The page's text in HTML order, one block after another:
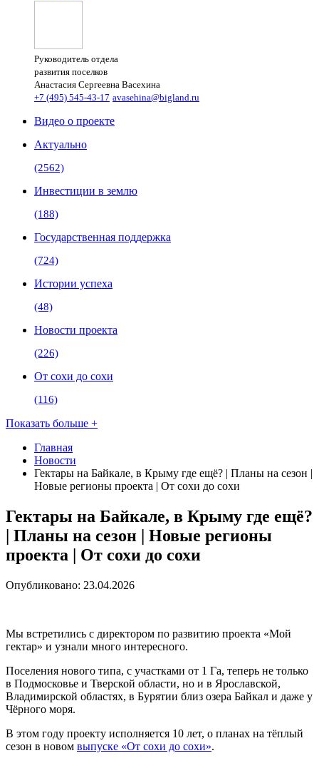
Руководитель отдела
развития поселков
Анастасия Сергеевна Васехина
+7 (495) 545-43-17 avasehina@bigland.ru
Видео о проекте
Актуально
(2562)
Инвестиции в землю
(188)
Государственная поддержка
(724)
Истории успеха
(48)
Новости проекта
(226)
От сохи до сохи
(116)
Показать больше +
Главная
Новости
Гектары на Байкале, в Крыму где ещё? | Планы на сезон |
Новые регионы проекта | От сохи до сохи
Гектары на Байкале, в Крыму где ещё?
| Планы на сезон | Новые регионы
проекта | От сохи до сохи
Опубликовано: 23.04.2026
Мы встретились с директором по развитию проекта «Мой
гектар» и узнали много интересного.
Поселения нового типа, с участками от 1 Га, теперь не только
в Подмосковье и Тверской области, но и в Ярославской,
Владимирской областях, в Бурятии близ озера Байкал и даже у
Чёрного моря.
В этом году проекту исполняется 10 лет, о планах на тёплый
сезон в новом выпуске «От сохи до сохи».